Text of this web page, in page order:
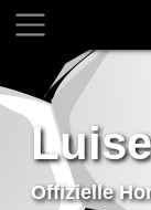
Offizielle